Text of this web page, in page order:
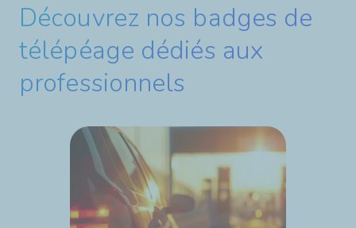
Découvrez nos badges de
télépéage dédiés aux
professionnels